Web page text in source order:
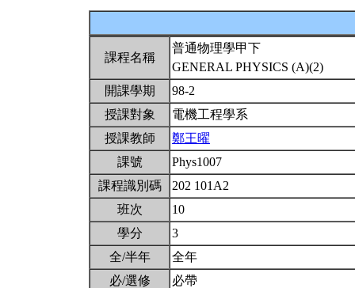
課程名稱
普通物理學甲下
GENERAL PHYSICS (A)(2)
開課學期
98-2
授課對象
電機工程學系
授課教師
鄭王曜
課號
Phys1007
課程識別碼
202 101A2
班次
10
學分
3
全/半年
全年
必/選修
必帶